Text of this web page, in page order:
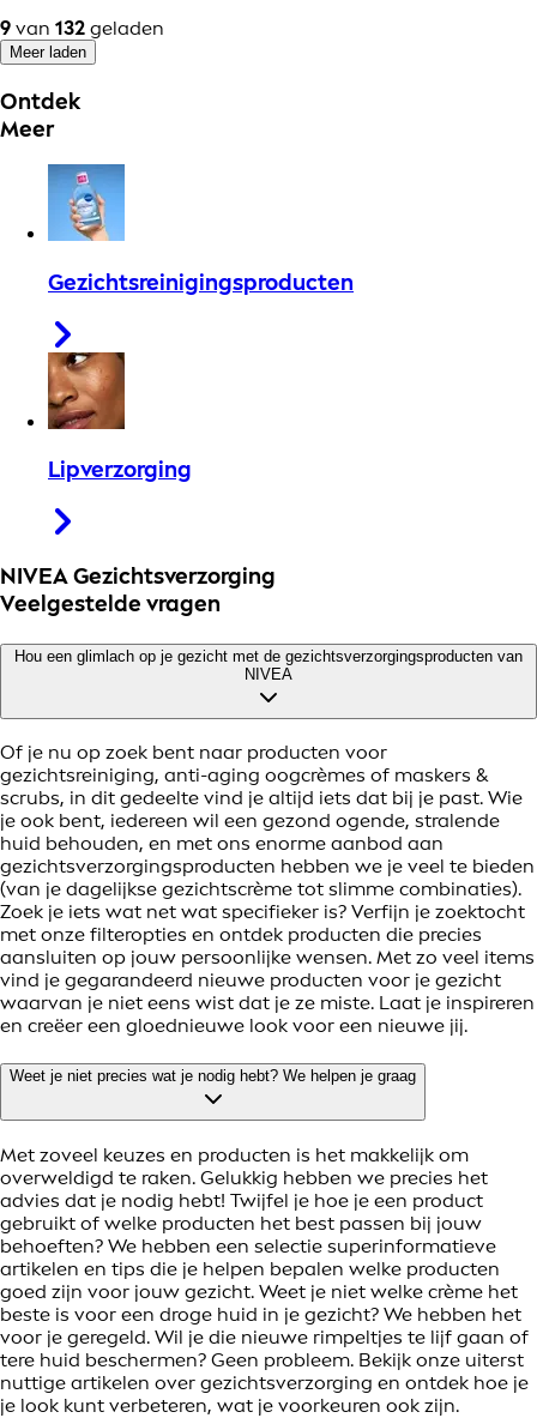
9 van 132 geladen
Meer laden
Ontdek
Meer
Gezichtsreinigingsproducten
Lipverzorging
NIVEA Gezichtsverzorging
Veelgestelde vragen
Hou een glimlach op je gezicht met de gezichtsverzorgingsproducten van
NIVEA
Of je nu op zoek bent naar producten voor
gezichtsreiniging, anti-aging oogcrèmes of maskers &
scrubs, in dit gedeelte vind je altijd iets dat bij je past. Wie
je ook bent, iedereen wil een gezond ogende, stralende
huid behouden, en met ons enorme aanbod aan
gezichtsverzorgingsproducten hebben we je veel te bieden
(van je dagelijkse gezichtscrème tot slimme combinaties).
Zoek je iets wat net wat specifieker is? Verfijn je zoektocht
met onze filteropties en ontdek producten die precies
aansluiten op jouw persoonlijke wensen. Met zo veel items
vind je gegarandeerd nieuwe producten voor je gezicht
waarvan je niet eens wist dat je ze miste. Laat je inspireren
en creëer een gloednieuwe look voor een nieuwe jij.
Weet je niet precies wat je nodig hebt? We helpen je graag
Met zoveel keuzes en producten is het makkelijk om
overweldigd te raken. Gelukkig hebben we precies het
advies dat je nodig hebt! Twijfel je hoe je een product
gebruikt of welke producten het best passen bij jouw
behoeften? We hebben een selectie superinformatieve
artikelen en tips die je helpen bepalen welke producten
goed zijn voor jouw gezicht. Weet je niet welke crème het
beste is voor een droge huid in je gezicht? We hebben het
voor je geregeld. Wil je die nieuwe rimpeltjes te lijf gaan of
tere huid beschermen? Geen probleem. Bekijk onze uiterst
nuttige artikelen over gezichtsverzorging en ontdek hoe je
je look kunt verbeteren, wat je voorkeuren ook zijn.